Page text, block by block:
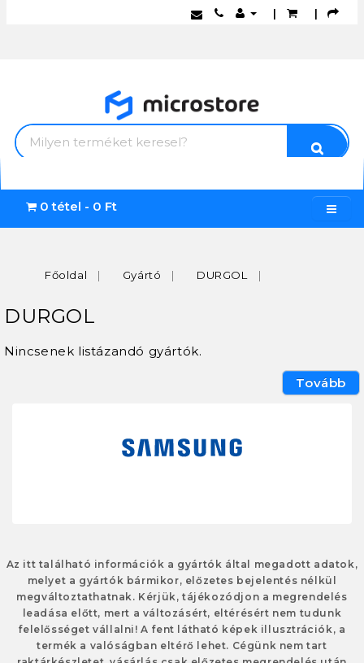
| |
0 tétel - 0 Ft
Főoldal Gyártó DURGOL
DURGOL
Nincsenek listázandó gyártók.
Tovább
Az itt található információk a gyártók által megadott adatok,
melyet a gyártók bármikor, előzetes bejelentés nélkül
megváltoztathatnak. Kérjük, tájékozódjon a megrendelés
leadása előtt, mert a változásért, eltérésért nem tudunk
felelősséget vállalni! A fent látható képek illusztrációk, a
termék a valóságban eltérő lehet. Cégünk nem tart